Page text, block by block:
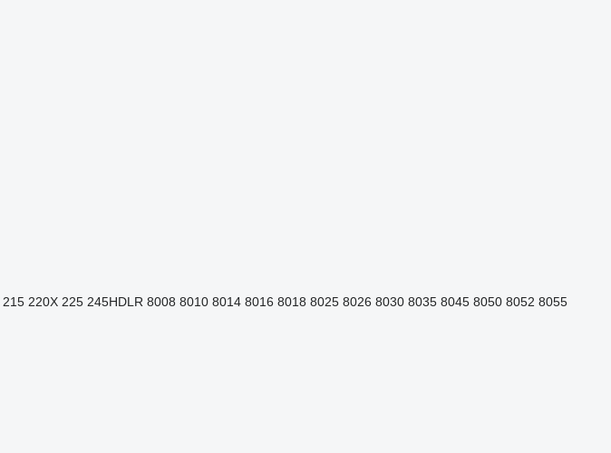
215 220X 225 245HDLR 8008 8010 8014 8016 8018 8025 8026 8030 8035 8045 8050 8052 8055